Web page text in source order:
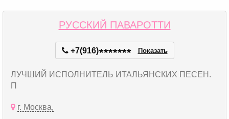
РУССКИЙ ПАВАРОТТИ
+7(916)******* Показать
ЛУЧШИЙ ИСПОЛНИТЕЛЬ ИТАЛЬЯНСКИХ ПЕСЕН.
П
г. Москва,